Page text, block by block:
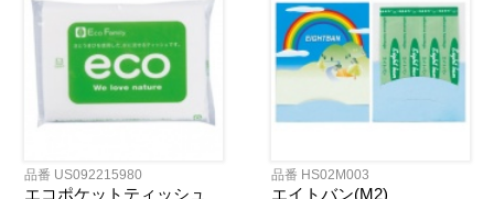
品番 US092215980
エコポケットティッシュ
品番 HS02M003
エイトバン(M2)